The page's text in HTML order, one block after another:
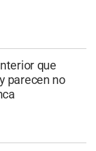
que
parecen no